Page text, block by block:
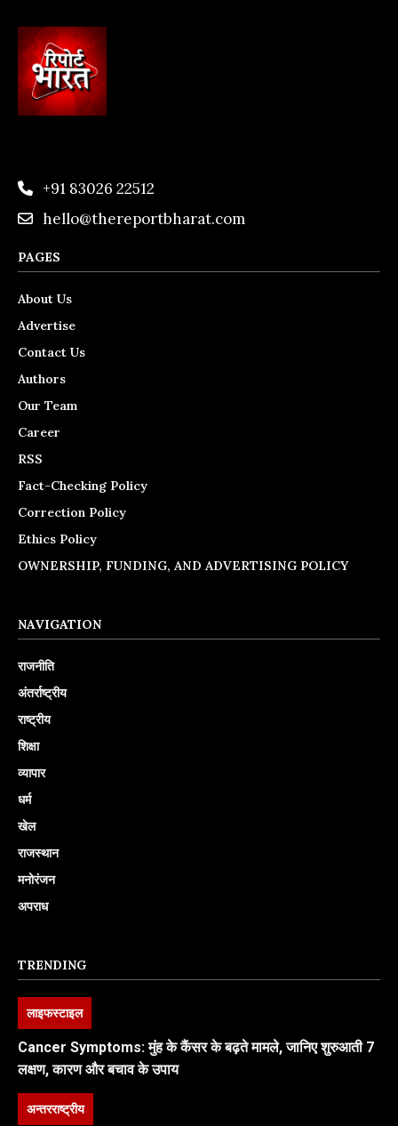
+91 83026 22512
hello@thereportbharat.com
PAGES
About Us
Advertise
Contact Us
Authors
Our Team
Career
RSS
Fact-Checking Policy
Correction Policy
Ethics Policy
OWNERSHIP, FUNDING, AND ADVERTISING POLICY
NAVIGATION
राजनीति
अंतर्राष्ट्रीय
राष्ट्रीय
शिक्षा
व्यापार
धर्म
खेल
राजस्थान
मनोरंजन
अपराध
TRENDING
लाइफस्टाइल
Cancer Symptoms: मुंह के कैंसर के बढ़ते मामले, जानिए शुरुआती 7
लक्षण, कारण और बचाव के उपाय
अन्तरराष्ट्रीय